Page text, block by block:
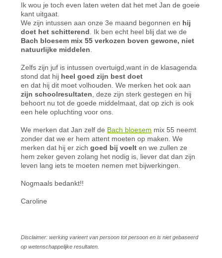
Ik wou je toch even laten weten dat het met Jan de goeie
kant uitgaat.
We zijn intussen aan onze 3e maand begonnen en hij
doet het schitterend . Ik ben echt heel blij dat we de
Bach bloesem mix 55 verkozen boven gewone, niet
natuurlijke middelen
Zelfs zijn juf is intussen overtuigd,want in de klasagenda
stond dat hij heel goed zijn best doet
en dat hij dit moet volhouden. We merken het ook aan
zijn schoolresultaten , deze zijn sterk gestegen en hij
behoort nu tot de goede middelmaat, dat op zich is ook
een hele opluchting voor ons.
We merken dat Jan zelf de Bach bloesem mix 55 neemt
zonder dat we er hem attent moeten op maken. We
merken dat hij er zichgoed bij voelt en we zullen ze
hem zeker geven zolang het nodig is, liever dat dan zijn
leven lang iets te moeten nemen met bijwerkingen.
Nogmaals bedankt!!
Caroline
Disclaimer: werking varieert van persoon tot persoon en is niet gebaseerd
op wetenschappelijke resultaten.